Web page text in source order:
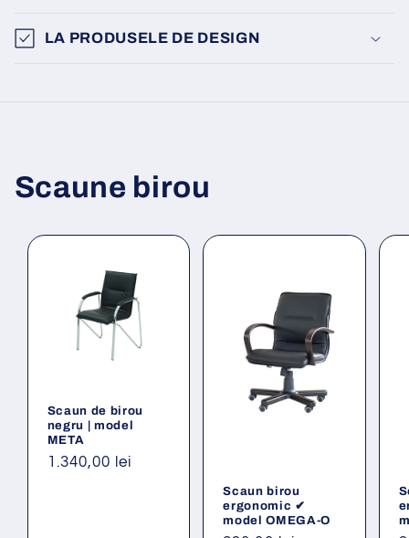
LA PRODUSELE DE DESIGN
Scaune birou
Scaun de birou
negru | model
META
Preț
1.340,00 lei
Scaun birou
ergonomic ✔
model OMEGA-O